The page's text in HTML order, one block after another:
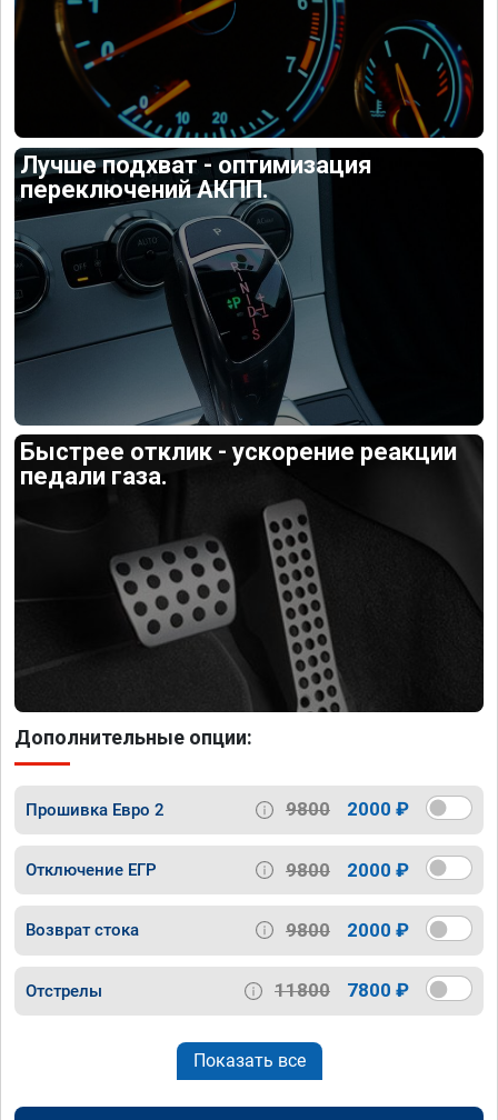
Лучше подхват - оптимизация
переключений АКПП.
Быстрее отклик - ускорение реакции
педали газа.
Дополнительные опции:
Прошивка Евро 2 9800 2000 ₽
Отключение ЕГР 9800 2000 ₽
Возврат стока 9800 2000 ₽
Отстрелы 11800 7800 ₽
Показать все